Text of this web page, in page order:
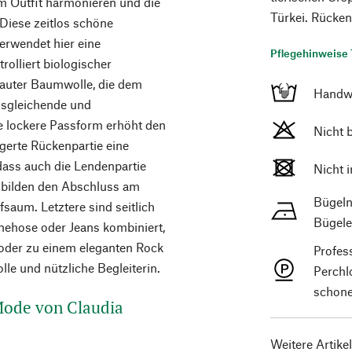
zeitlos schöne
hier eine
biologischer
Baumwolle, die dem
und
Passform erhöht den
Rückenpartie eine
auch die Lendenpartie
den Abschluss am
Letztere sind seitlich
oder Jeans kombiniert,
zu einem eleganten Rock
und nützliche Begleiterin.
von Claudia
Türkei.
Pflegehinweise
Nicht
Nicht
Weitere